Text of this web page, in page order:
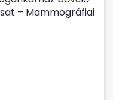
– Mammográfiai